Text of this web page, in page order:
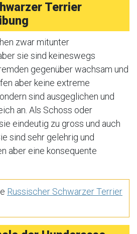
Terrier
zwar mitunter
sie sind keineswegs
gegenüber wachsam und
aber keine extreme
sind ausgeglichen und
an. Als Schoss oder
eindeutig zu gross und auch
sind sehr gelehrig und
aber eine konsequente
Russischer Schwarzer Terrier